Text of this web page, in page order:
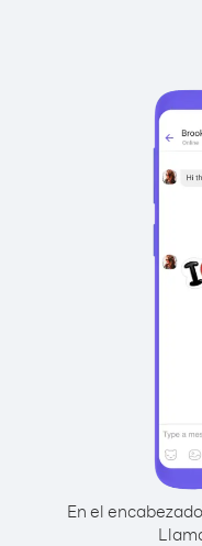
En el